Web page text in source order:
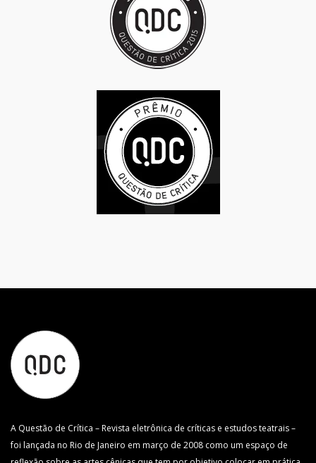
A Questão de Crítica – Revista eletrônica de críticas e estudos teatrais –
foi lançada no Rio de Janeiro em março de 2008 como um espaço de